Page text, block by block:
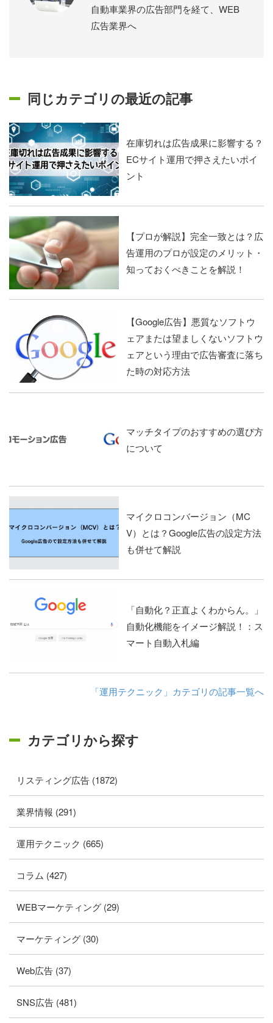
自動車業界の広告部門を経て、WEB
広告業界へ
同じカテゴリの最近の記事
在庫切れは広告成果に影響する？
ECサイト運用で押さえたいポイ
ント
【プロが解説】完全一致とは？広
告運用のプロが設定のメリット・
知っておくべきことを解説！
【Google広告】悪質なソフトウ
ェアまたは望ましくないソフトウ
ェアという理由で広告審査に落ち
た時の対応方法
マッチタイプのおすすめの選び方
について
マイクロコンバージョン（MC
V）とは？Google広告の設定方法
も併せて解説
「自動化？正直よくわからん。」
自動化機能をイメージ解説！：ス
マート自動入札編
「運用テクニック」カテゴリの記事一覧へ
カテゴリから探す
リスティング広告 (1872)
業界情報 (291)
運用テクニック (665)
コラム (427)
WEBマーケティング (29)
マーケティング (30)
Web広告 (37)
SNS広告 (481)